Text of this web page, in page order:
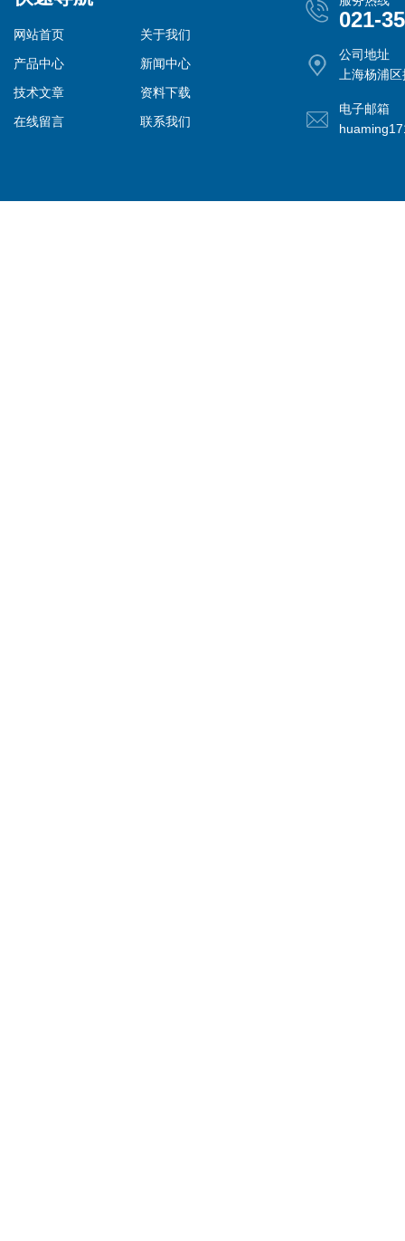
网站首页
关于我们
产品中心
新闻中心
技术文章
资料下载
在线留言
联系我们
021-
公司地址
上海杨浦
电子邮箱